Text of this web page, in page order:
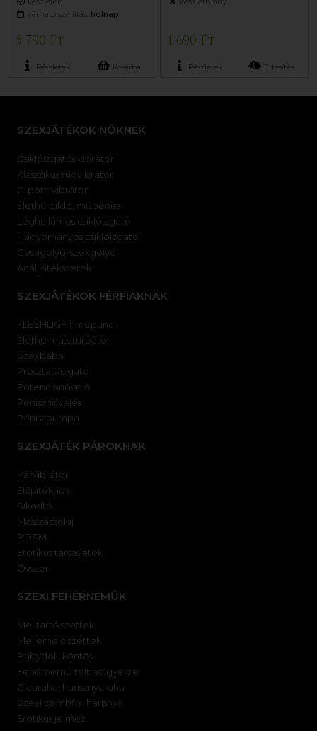
várható szállítás: holnap
5 790 Ft
Részletek Kosárba
1 690 Ft
Részletek Értesítés
SZEXJÁTÉKOK NŐKNEK
Csiklóizgatós vibrátor
Klasszikus rúdvibrátor
G-pont vibrátor
Élethű dildó, műpénisz
Léghullámos csiklóizgató
Hagyományos csiklóizgató
Gésagolyó, szexgolyó
Anál játékszerek
SZEXJÁTÉKOK FÉRFIAKNAK
FLESHLIGHT műpunci
Élethű maszturbátor
Szexbaba
Prosztataizgató
Potencianövelő
Pénisznövelés
Péniszpumpa
SZEXJÁTÉK PÁROKNAK
Párvibrátor
Előjátékhoz
Síkosító
Masszázsolaj
BDSM
Erotikus társasjáték
Óvszer
SZEXI FEHÉRNEMŰK
Melltartó szettek
Mellemelő szettek
Babydoll, köntös
Fehérnemű telt hölgyekre
Cicaruha, harisznyaruha
Szexi combfix, harisnya
Erotikus jelmez